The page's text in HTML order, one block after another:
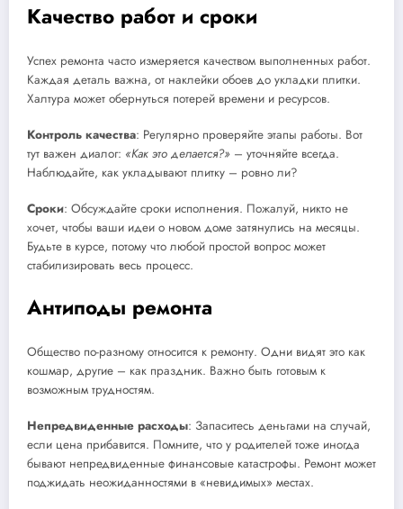
Качество работ и сроки
Успех ремонта часто измеряется качеством выполненных работ.
Каждая деталь важна, от наклейки обоев до укладки плитки.
Халтура может обернуться потерей времени и ресурсов.
Контроль качества: Регулярно проверяйте этапы работы. Вот
тут важен диалог: «Как это делается?» – уточняйте всегда.
Наблюдайте, как укладывают плитку – ровно ли?
Сроки: Обсуждайте сроки исполнения. Пожалуй, никто не
хочет, чтобы ваши идеи о новом доме затянулись на месяцы.
Будьте в курсе, потому что любой простой вопрос может
стабилизировать весь процесс.
Антиподы ремонта
Общество по-разному относится к ремонту. Одни видят это как
кошмар, другие – как праздник. Важно быть готовым к
возможным трудностям.
Непредвиденные расходы: Запаситесь деньгами на случай,
если цена прибавится. Помните, что у родителей тоже иногда
бывают непредвиденные финансовые катастрофы. Ремонт может
поджидать неожиданностями в «невидимых» местах.